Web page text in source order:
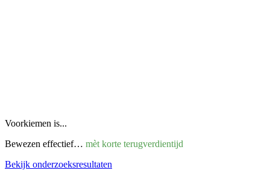
Voorkiemen is...
Bewezen effectief… mèt korte terugverdientijd
Bekijk onderzoeksresultaten